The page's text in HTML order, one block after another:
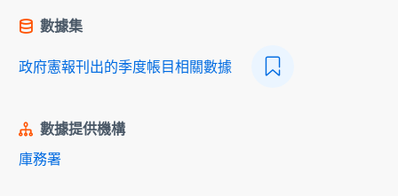
數據集
政府憲報刊出的季度帳目相關數據
數據提供機構
庫務署